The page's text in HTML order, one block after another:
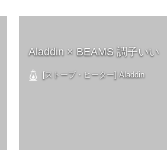
Aladdin × BEAMS 調子いい
[ストーブ・ヒーター] Aladdin